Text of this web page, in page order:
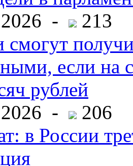
-
213
если на
рублей
-
206
в России